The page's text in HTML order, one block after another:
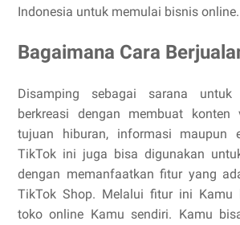
Indonesia untuk memulai bisnis online.
Bagaimana Cara
Disamping sebagai sarana untuk
berkreasi dengan membuat
tujuan hiburan, informasi maupun
TikTok ini juga bisa digunakan
dengan memanfaatkan fitur yang
TikTok Shop. Melalui fitur ini Kamu
toko online Kamu sendiri. Kamu